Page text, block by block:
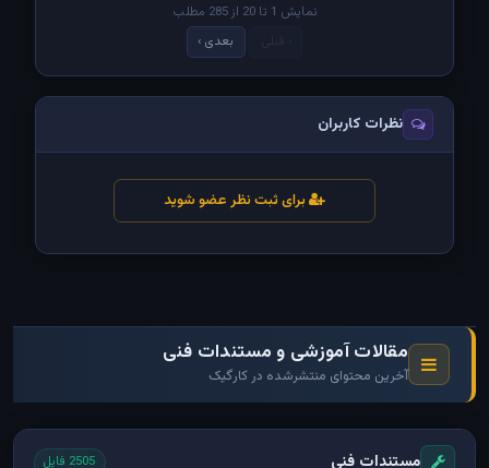
نمایش 1 تا 20 از 285 مطلب
بعدی ›
نظرات کاربران
برای ثبت نظر عضو شوید
مقالات آموزشی و مستندات فنی
آخرین محتوای منتشرشده در کارگیک
مستندات فنی 2505 فایل